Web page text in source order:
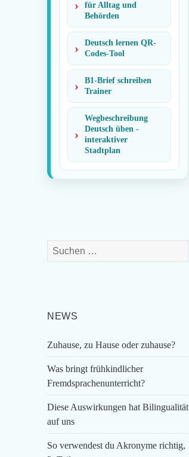
für Alltag und
Behörden
Deutsch lernen QR-
Codes-Tool
B1-Brief schreiben
Trainer
Wegbeschreibung
Deutsch üben -
interaktiver
Stadtplan
Suchen
nach:
NEWS
Zuhause, zu Hause oder zuhause?
Was bringt frühkindlicher
Fremdsprachenunterricht?
Diese Auswirkungen hat Bilingualität
auf uns
So verwendest du Akronyme richtig,